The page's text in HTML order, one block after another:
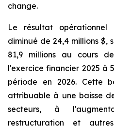
change.
Le résultat opérationnel
diminué de 24,4 millions $,
81,9 millions au cours
l'exercice financier 2025 à
période en 2026. Cette
attribuable à une baisse
secteurs, à
restructuration et